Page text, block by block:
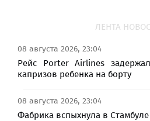
ЛЕНТА
08 августа 2026, 23:04
Рейс Porter Airlines
капризов ребенка на борту
08 августа 2026, 23:04
Фабрика вспыхнула в Стамбуле